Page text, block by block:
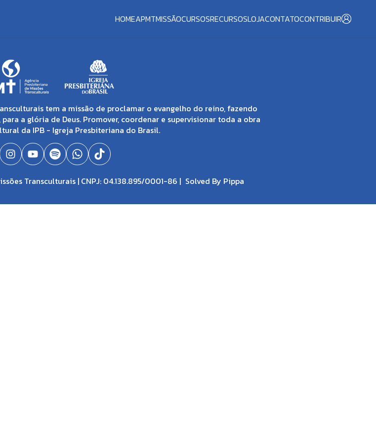
HOMEAPMTMISSÃOCURSOSRECURSOSLOJACONTATOCONTRIBUIR
tem a missão de proclamar o evangelho do reino, fazendo
a glória de Deus. Promover, coordenar e supervisionar toda a obra
da IPB - Igreja Presbiteriana do Brasil.
Transculturais | CNPJ: 04.138.895/0001-86 | Solved By Pippa